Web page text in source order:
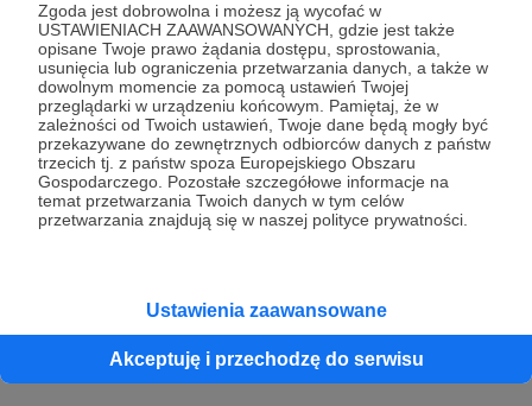
Zgoda jest dobrowolna i możesz ją wycofać w
USTAWIENIACH ZAAWANSOWANYCH, gdzie jest także
opisane Twoje prawo żądania dostępu, sprostowania,
usunięcia lub ograniczenia przetwarzania danych, a także w
dowolnym momencie za pomocą ustawień Twojej
przeglądarki w urządzeniu końcowym. Pamiętaj, że w
zależności od Twoich ustawień, Twoje dane będą mogły być
przekazywane do zewnętrznych odbiorców danych z państw
trzecich tj. z państw spoza Europejskiego Obszaru
Gospodarczego. Pozostałe szczegółowe informacje na
temat przetwarzania Twoich danych w tym celów
przetwarzania znajdują się w naszej polityce prywatności.
Ustawienia zaawansowane
Akceptuję i przechodzę do serwisu
Udostępnij
Demagog
Zobacz również